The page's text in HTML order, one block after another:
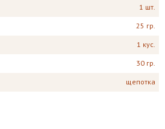
1 шт.
25 гр.
1 кус.
30 гр.
щепотка